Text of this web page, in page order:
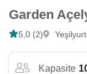
Garden
5,0 (2)
Kapasite